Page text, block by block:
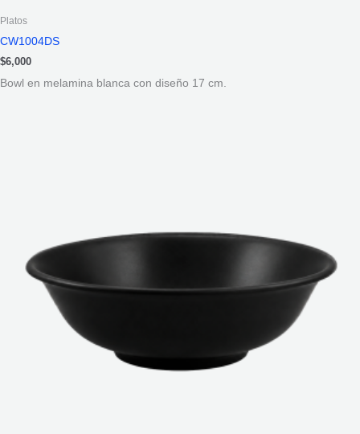
Platos
CW1004DS
$6,000
Bowl en melamina blanca con diseño 17 cm.